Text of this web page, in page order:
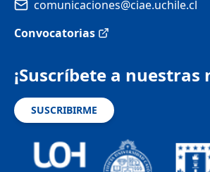
comunicaciones@ciae.uchile.cl
Convocatorias
¡Suscríbete a nuestras
SUSCRIBIRME